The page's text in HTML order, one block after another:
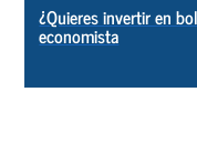
¿Quieres invertir en
economista